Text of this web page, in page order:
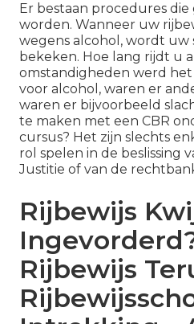
Er bestaan procedures
worden. Wanneer uw
wegens alcohol, wordt uw
bekeken. Hoe lang rijdt u
omstandigheden werd
voor alcohol, waren er
waren er bijvoorbeeld
te maken met een CBR
cursus? Het zijn slechts
rol spelen in de beslissing
Justitie of van de
Rijbewijs
Rijbewijs